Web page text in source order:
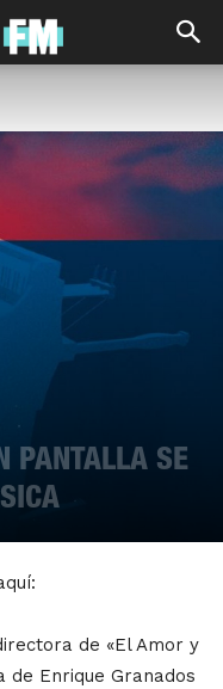
PANTALLA SE
de «El Amor y
Enrique Granados